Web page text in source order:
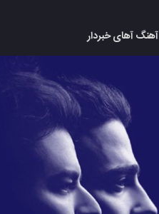
آهنگ آهای خبردار